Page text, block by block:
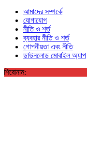
আমাদের সম্পর্কে
যোগাযোগ
নীতি ও শর্ত
ব্যবহার নীতি ও শর্ত
গোপনীয়তা এবং নীতি
ডাউনলোড মোবাইল অ্যাপ
শিরোনাম: